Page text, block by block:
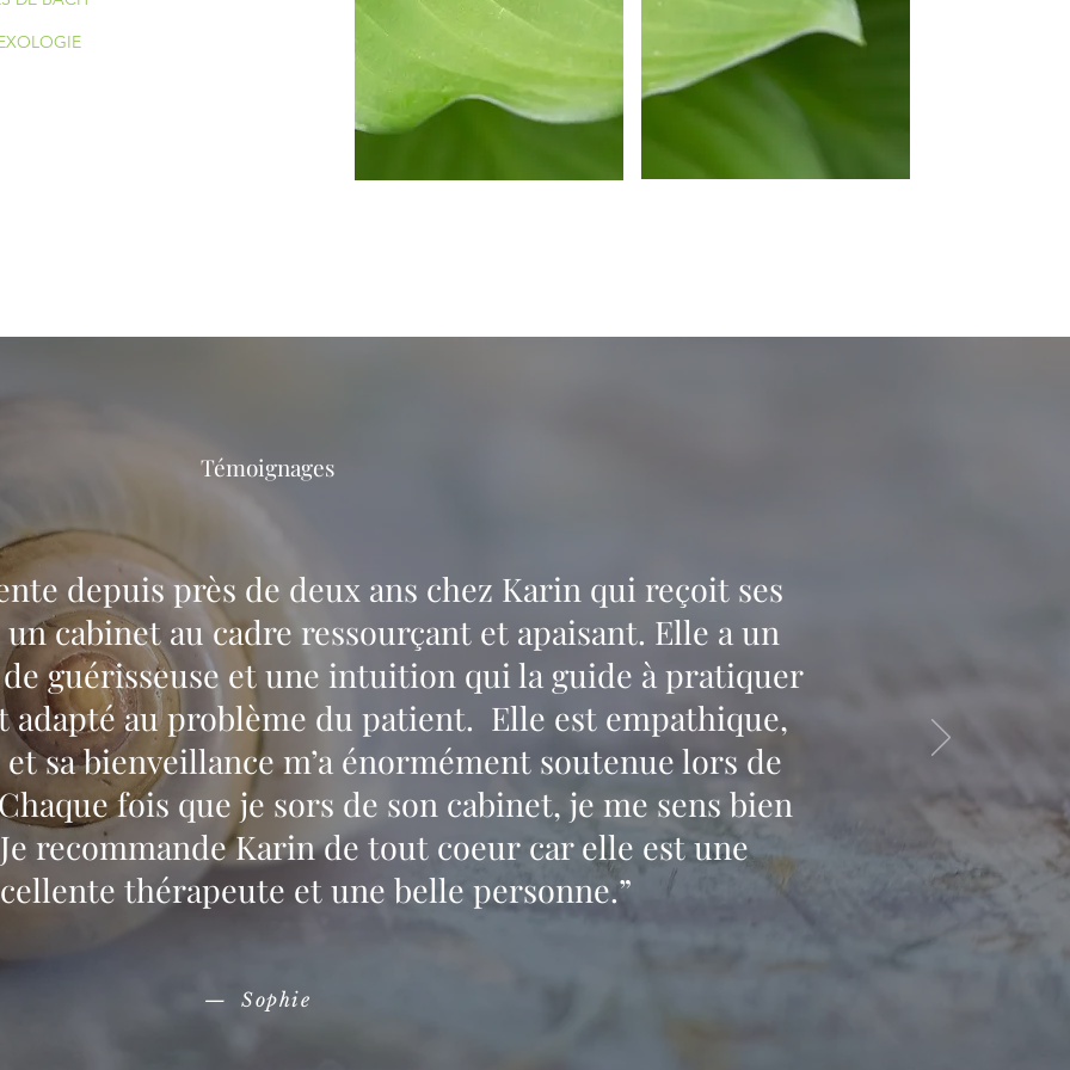
Témoignages
depuis près de deux ans chez Karin qui reçoit ses
cabinet au cadre ressourçant et apaisant. Elle a un
guérisseuse et une intuition qui la guide à pratiquer
au problème du patient. Elle est empathique,
sa bienveillance m’a énormément soutenue lors de
fois que je sors de son cabinet, je me sens bien
recommande Karin de tout coeur car elle est une
thérapeute et une belle personne.”
— Sophie